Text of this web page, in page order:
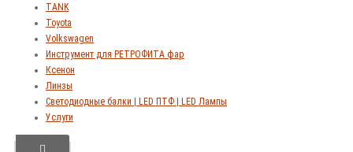
TANK
Toyota
Volkswagen
Инструмент для РЕТРОФИТА фар
Ксенон
Линзы
Светодиодные балки | LED ПТФ | LED Лампы
Услуги